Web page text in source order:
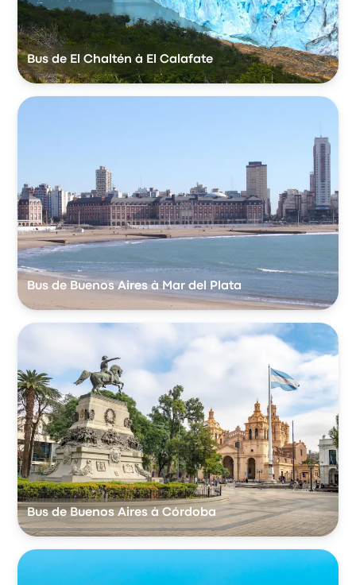
Bus de El Chaltén à El Calafate
Bus de Buenos Aires à Mar del Plata
Bus de Buenos Aires à Córdoba